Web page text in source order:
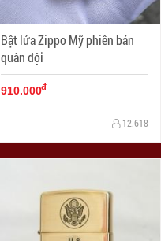
Bật lửa Zippo Mỹ phiên bản
quân đội
910.000đ
12.618